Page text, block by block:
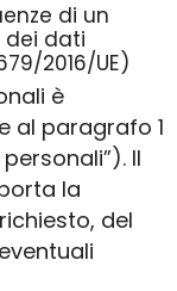
di un
dati
2016/UE)
è
al paragrafo 1
Il
la
del